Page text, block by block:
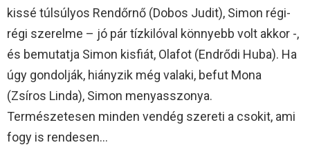
kissé túlsúlyos Rendőrnő (Dobos Judit), Simon régi-
régi szerelme – jó pár tízkilóval könnyebb volt akkor -,
és bemutatja Simon kisfiát, Olafot (Endrődi Huba). Ha
úgy gondolják, hiányzik még valaki, befut Mona
(Zsíros Linda), Simon menyasszonya.
Természetesen minden vendég szereti a csokit, ami
fogy is rendesen…